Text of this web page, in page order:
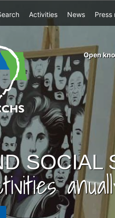
Activities News Press
menu
right
cchs
abierto
Open